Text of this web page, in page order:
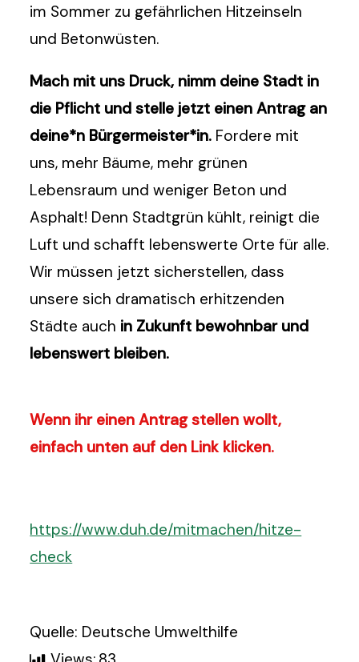
im Sommer zu gefährlichen Hitzeinseln
und Betonwüsten.
Mach mit uns Druck, nimm deine Stadt in
die Pflicht und stelle jetzt einen Antrag an
deine*n Bürgermeister*in. Fordere mit
uns, mehr Bäume, mehr grünen
Lebensraum und weniger Beton und
Asphalt! Denn Stadtgrün kühlt, reinigt die
Luft und schafft lebenswerte Orte für alle.
Wir müssen jetzt sicherstellen, dass
unsere sich dramatisch erhitzenden
Städte auch in Zukunft bewohnbar und
lebenswert bleiben.
Wenn ihr einen Antrag stellen wollt,
einfach unten auf den Link klicken.
https://www.duh.de/mitmachen/hitze-
check
Quelle: Deutsche Umwelthilfe